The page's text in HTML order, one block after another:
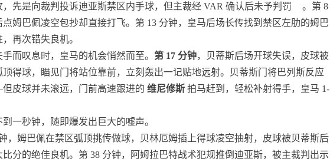
先是向裁判投诉迪亚斯禁区内手球，但主裁经 VAR 确认后未予判罚
。第 8
姆巴佩凌空包抄却直接打飞。第 13 分钟，皇马后场长传找到禁区左肋的姆巴
再次错失良机。
而叹息时，皇马的机会悄然而至。第 17 分钟，贝蒂斯后场开球失误，皮球被
得球，瞄见门将站位靠前，立刻轰出一记贴地远射。贝蒂斯门将巴列斯反应
皮球并未滚远，门前高速跟进的维尼修斯 拍马赶到，轻松补射得手，皇马 1-
一秒钟，随即爆发出巨大的嘘声。
，姆巴佩在禁区弧顶挑传做球，贝林厄姆插上得球凌空抽射，皮球被贝蒂斯后
分的绝佳良机。第 38 分钟，阿姆拉巴特战术犯规推倒迪亚斯，被主裁判出示